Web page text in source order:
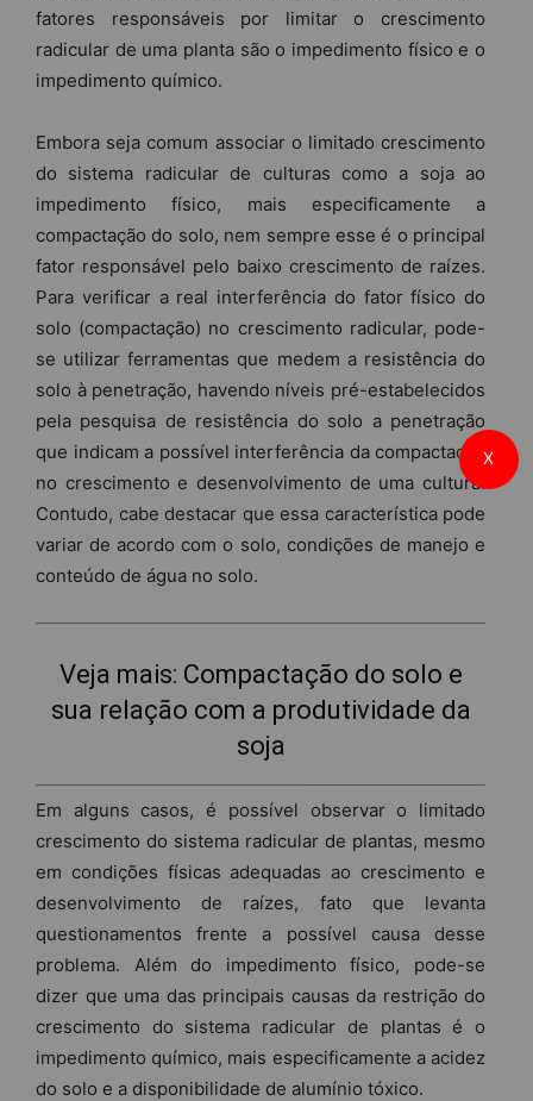
fatores responsáveis por limitar o crescimento
radicular de uma planta são o impedimento físico e o
impedimento químico.
Embora seja comum associar o limitado crescimento
do sistema radicular de culturas como a soja ao
impedimento físico, mais especificamente a
compactação do solo, nem sempre esse é o principal
fator responsável pelo baixo crescimento de raízes.
Para verificar a real interferência do fator físico do
solo (compactação) no crescimento radicular, pode-
se utilizar ferramentas que medem a resistência do
solo à penetração, havendo níveis pré-estabelecidos
pela pesquisa de resistência do solo a penetração
que indicam a possível interferência da compactação
no crescimento e desenvolvimento de uma cultura.
Contudo, cabe destacar que essa característica pode
variar de acordo com o solo, condições de manejo e
conteúdo de água no solo.
Veja mais: Compactação do solo e
sua relação com a produtividade da
soja
Em alguns casos, é possível observar o limitado
crescimento do sistema radicular de plantas, mesmo
em condições físicas adequadas ao crescimento e
desenvolvimento de raízes, fato que levanta
questionamentos frente a possível causa desse
problema. Além do impedimento físico, pode-se
dizer que uma das principais causas da restrição do
crescimento do sistema radicular de plantas é o
impedimento químico, mais especificamente a acidez
do solo e a disponibilidade de alumínio tóxico.
X